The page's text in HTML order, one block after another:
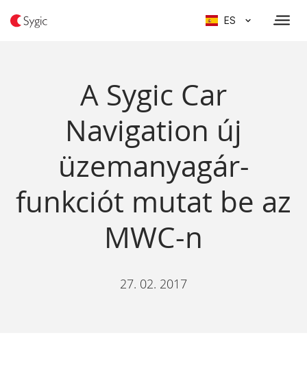
ES
A Sygic Car
Navigation új
üzemanyagár-
funkciót mutat be az
MWC-n
27. 02. 2017